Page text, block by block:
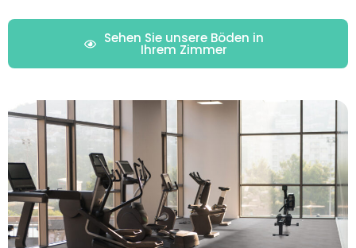
Sehen Sie unsere Böden in
Ihrem Zimmer